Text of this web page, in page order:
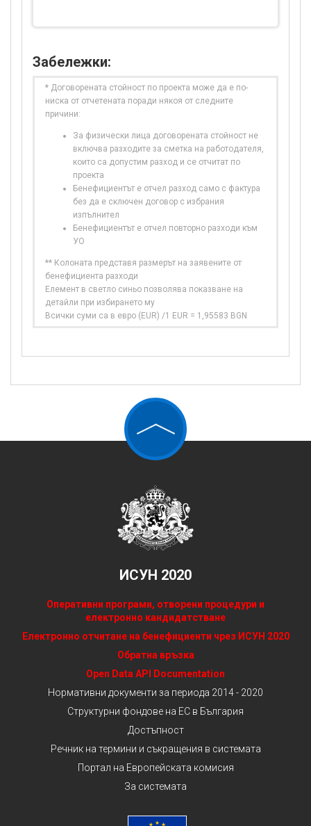
Забележки:
* Договорената стойност по проекта може да е по-
ниска от отчетената поради някоя от следните
причини:
За физически лица договорената стойност не
включва разходите за сметка на работодателя,
които са допустим разход и се отчитат по
проекта
Бенефициентът е отчел разход само с фактура
без да е сключен договор с избрания
изпълнител
Бенефициентът е отчел повторно разходи към
УО
** Колоната представя размерът на заявените от
бенефициента разходи
Елемент в светло синьо позволява показване на
детайли при избирането му
Всички суми са в евро (EUR) /1 EUR = 1,95583 BGN
ИСУН 2020
Оперативни програми, отворени процедури и
електронно кандидатстване
Електронно отчитане на бенефициенти чрез ИСУН 2020
Обратна връзка
Open Data API Documentation
Нормативни документи за периода 2014 - 2020
Структурни фондове на ЕС в България
Достъпност
Речник на термини и съкращения в системата
Портал на Европейската комисия
За системата